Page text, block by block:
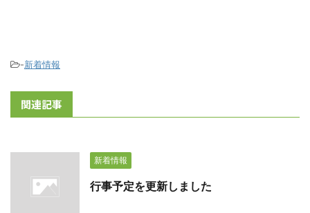
-新着情報
関連記事
新着情報
行事予定を更新しました